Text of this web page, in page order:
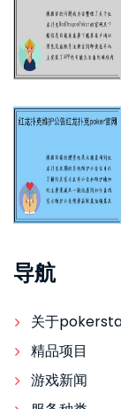
导航
关于
精品项目
游戏新闻